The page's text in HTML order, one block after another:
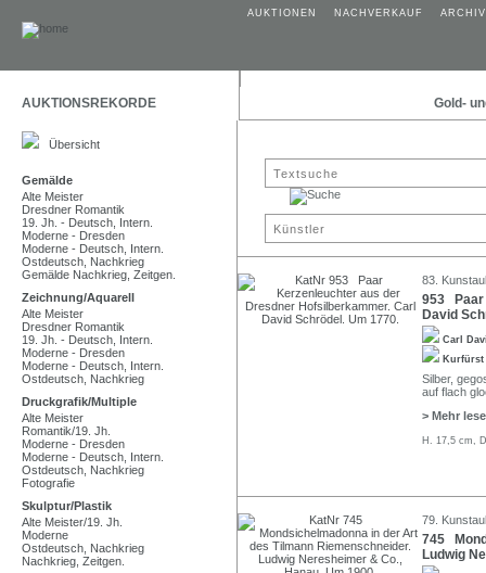
AUKTIONEN NACHVERKAUF ARCHIV
AUKTIONSREKORDE Gold-
Übersicht
Gemälde
Alte Meister
Dresdner Romantik
19. Jh. - Deutsch, Intern.
Moderne - Dresden
Moderne - Deutsch, Intern.
Ostdeutsch, Nachkrieg
Gemälde Nachkrieg, Zeitgen.
Zeichnung/Aquarell
Alte Meister
Dresdner Romantik
19. Jh. - Deutsch, Intern.
Moderne - Dresden
Moderne - Deutsch, Intern.
Ostdeutsch, Nachkrieg
Druckgrafik/Multiple
Alte Meister
Romantik/19. Jh.
Moderne - Dresden
Moderne - Deutsch, Intern.
Ostdeutsch, Nachkrieg
Fotografie
Skulptur/Plastik
Alte Meister/19. Jh.
Moderne
Ostdeutsch, Nachkrieg
Nachkrieg, Zeitgen.
83.
953 Paar
David
Carl
Silber,
auf flach
> Mehr
H. 17,5 cm,
79.
745
Ludwig